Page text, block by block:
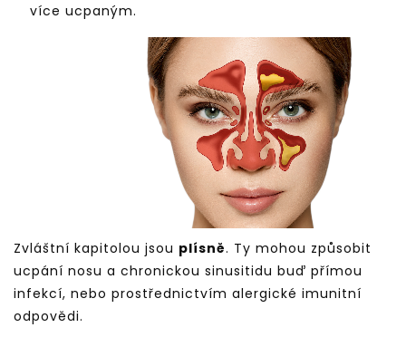
více ucpaným.
Zvláštní kapitolou jsou plísně. Ty mohou způsobit
ucpání nosu a chronickou sinusitidu buď přímou
infekcí, nebo prostřednictvím alergické imunitní
odpovědi.